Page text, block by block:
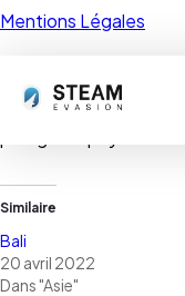
Mentions Légales
et au nord se trouve
Avec près de 10
Similaire
Bali
20 avril 2022
Dans "Asie"